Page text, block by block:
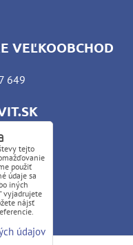
VEĽKOOBCHOD
649
tejto
použiť
údaje sa
iných
vyjadrujete
nájsť
údajov